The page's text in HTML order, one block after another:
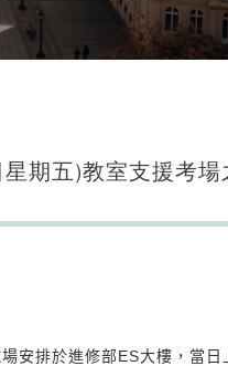
期五)教室支援考場
安排於進修部ES大樓，當